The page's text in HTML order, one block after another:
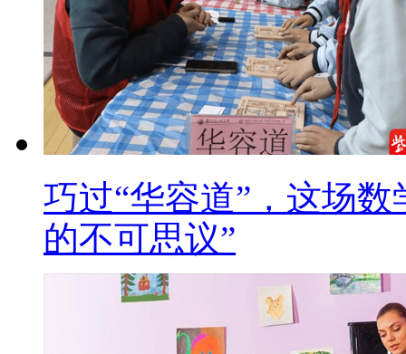
巧过“华容道”，这场
的不可思议”